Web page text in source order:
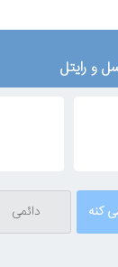
و رایتل